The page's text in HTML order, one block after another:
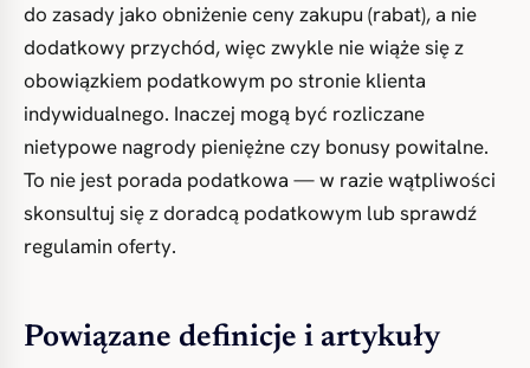
do zasady jako obniżenie ceny zakupu (rabat), a nie
dodatkowy przychód, więc zwykle nie wiąże się z
obowiązkiem podatkowym po stronie klienta
indywidualnego. Inaczej mogą być rozliczane
nietypowe nagrody pieniężne czy bonusy powitalne.
To nie jest porada podatkowa — w razie wątpliwości
skonsultuj się z doradcą podatkowym lub sprawdź
regulamin oferty.
Powiązane definicje i artykuły